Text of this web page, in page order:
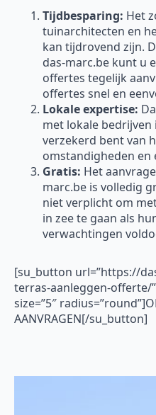
Tijdbesparing: Het
tuinarchitecten en
kan tijdrovend zijn.
das-marc.be kunt u
offertes tegelijk
offertes snel en
Lokale expertise:
met lokale
verzekerd bent van
omstandigheden en
Gratis: Het
marc.be is volledig
niet verplicht om
in zee te gaan als
verwachtingen
[su_button url=”https://
terras-aanleggen-offerte/
size=”5″
AANVRAGEN[/su_button]